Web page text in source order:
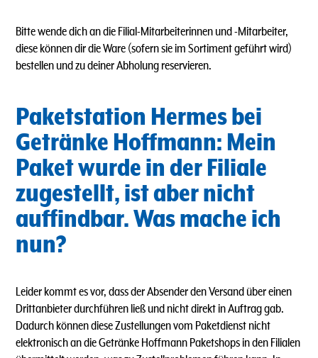
Bitte wende dich an die Filial-Mitarbeiterinnen und -Mitarbeiter,
diese können dir die Ware (sofern sie im Sortiment geführt wird)
bestellen und zu deiner Abholung reservieren.
Paketstation Hermes bei
Getränke Hoffmann: Mein
Paket wurde in der Filiale
zugestellt, ist aber nicht
auffindbar. Was mache ich
nun?
Leider kommt es vor, dass der Absender den Versand über einen
Drittanbieter durchführen ließ und nicht direkt in Auftrag gab.
Dadurch können diese Zustellungen vom Paketdienst nicht
elektronisch an die Getränke Hoffmann Paketshops in den Filialen